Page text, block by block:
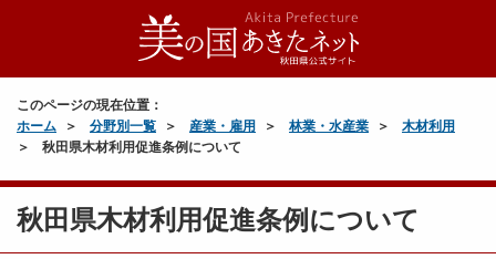
このページの現在位置：
ホーム
分野別一覧 産業・雇用 林業・水産業
木材利用
秋田県木材利用促進条例について
秋田県木材利用促進条例について